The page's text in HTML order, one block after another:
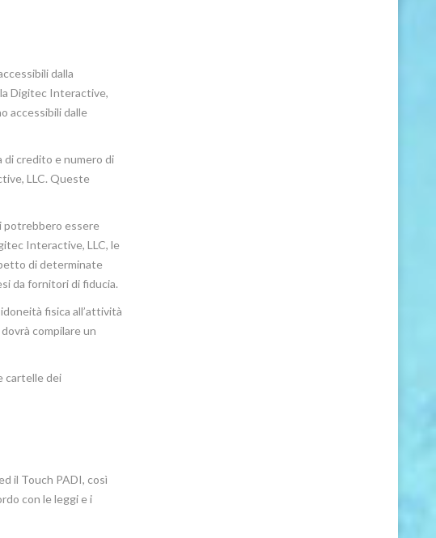
dalla
Digitec Interactive,
accessibili dalle
di credito e numero di
LLC. Queste
potrebbero essere
Interactive, LLC, le
di determinate
da fornitori di fiducia.
fisica all’attività
compilare un
cartelle dei
il Touch PADI, così
con le leggi e i